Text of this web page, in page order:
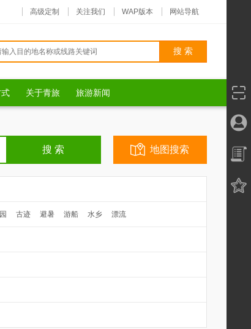
高级定制 关注我们 WAP版本 网站导航
关于青旅 旅游新闻
地图搜索
古迹 避暑 游船 水乡 漂流